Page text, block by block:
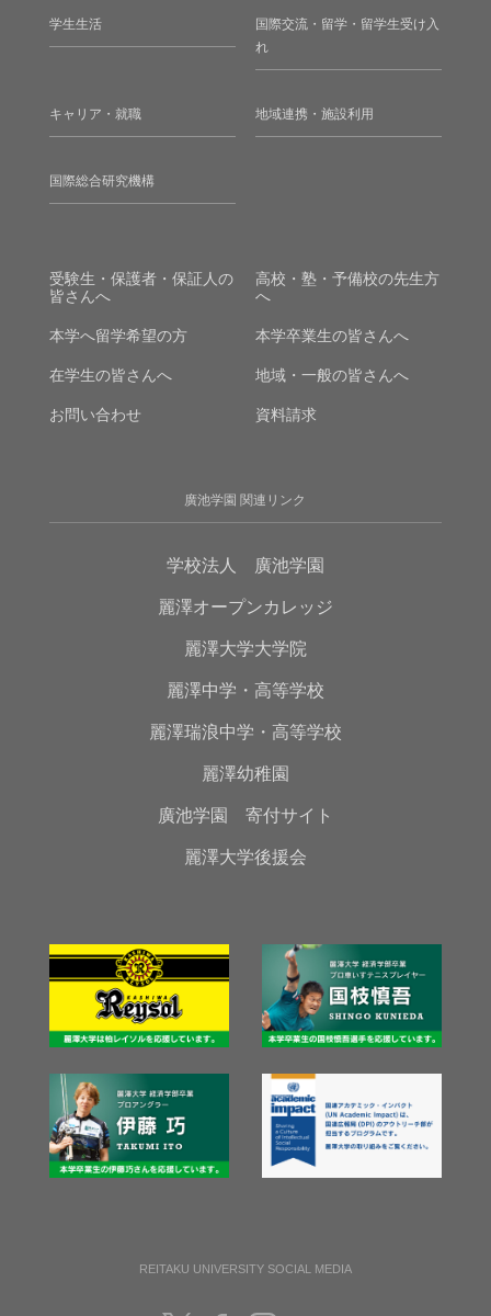
学生生活
国際交流・留学・留学生受け入
れ
キャリア・就職 地域連携・施設利用
国際総合研究機構
受験生・保護者・保証人の
皆さんへ
高校・塾・予備校の先生方
へ
本学へ留学希望の方 本学卒業生の皆さんへ
在学生の皆さんへ 地域・一般の皆さんへ
お問い合わせ 資料請求
廣池学園 関連リンク
学校法人 廣池学園
麗澤オープンカレッジ
麗澤大学大学院
麗澤中学・高等学校
麗澤瑞浪中学・高等学校
麗澤幼稚園
廣池学園 寄付サイト
麗澤大学後援会
REITAKU UNIVERSITY SOCIAL MEDIA